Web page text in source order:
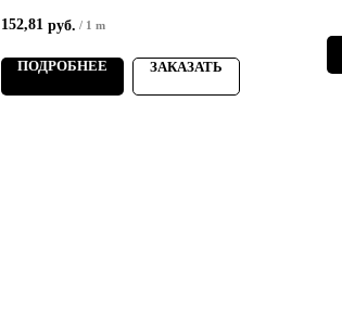
152,81 руб. / 1 m
ПОДРОБНЕЕ ЗАКАЗАТЬ